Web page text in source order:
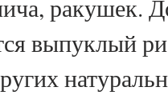
ракушек.
выпуклый